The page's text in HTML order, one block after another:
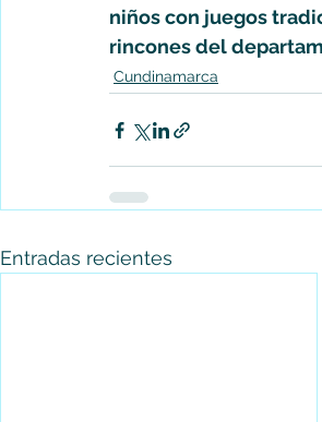
niños con juegos
rincones del
Cundinamarca
Entradas recientes